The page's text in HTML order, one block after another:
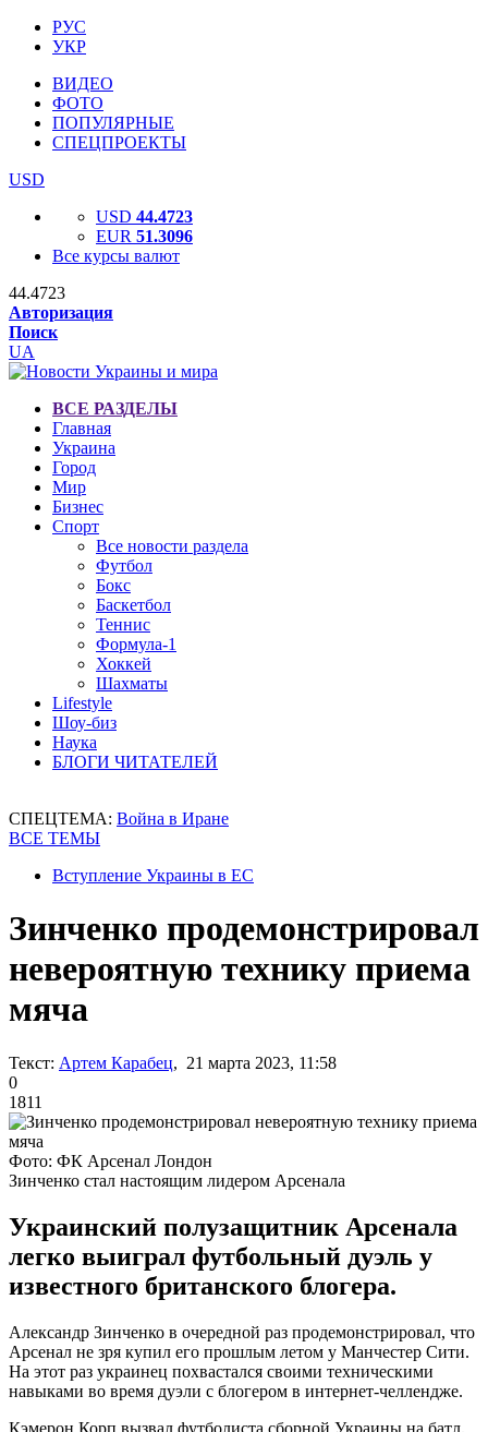
РУС
УКР
ВИДЕО
ФОТО
ПОПУЛЯРНЫЕ
СПЕЦПРОЕКТЫ
USD
USD 44.4723
EUR 51.3096
Все курсы валют
44.4723
Авторизация
Поиск
UA
ВСЕ РАЗДЕЛЫ
Главная
Украина
Город
Мир
Бизнес
Спорт
Все новости раздела
Футбол
Бокс
Баскетбол
Теннис
Формула-1
Хоккей
Шахматы
Lifestyle
Шоу-биз
Наука
БЛОГИ ЧИТАТЕЛЕЙ
СПЕЦТЕМА: Война в Иране
ВСЕ ТЕМЫ
Вступление Украины в ЕС
Зинченко продемонстрировал
невероятную технику приема
мяча
Текст: Артем Карабец, 21 марта 2023, 11:58
0
1811
Фото: ФК Арсенал Лондон
Зинченко стал настоящим лидером Арсенала
Украинский полузащитник Арсенала
легко выиграл футбольный дуэль у
известного британского блогера.
Александр Зинченко в очередной раз продемонстрировал, что
Арсенал не зря купил его прошлым летом у Манчестер Сити.
На этот раз украинец похвастался своими техническими
навыками во время дуэли с блогером в интернет-челлендже.
Кэмерон Корп вызвал футболиста сборной Украины на батл.